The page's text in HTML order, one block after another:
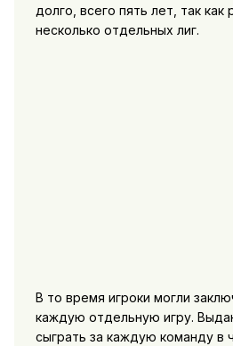
долго, всего пять лет, так как
несколько отдельных лиг.
В то время игроки могли
каждую отдельную игру.
сыграть за каждую команду в